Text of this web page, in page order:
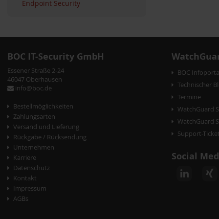
Endpoint Security
BOC IT-Security GmbH
Essener Straße 2-24
46047 Oberhausen
info@boc.de
Bestellmöglichkeiten
Zahlungsarten
Versand und Lieferung
Rückgabe / Rücksendung
Unternehmen
Karriere
Datenschutz
Kontakt
Impressum
AGBs
BOC
Technischer
Termine
WatchGuard
WatchGuard
Support-
Social